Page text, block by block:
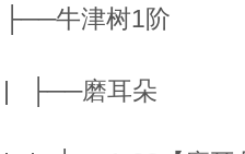
├──牛津树1阶
| ├──磨耳朵